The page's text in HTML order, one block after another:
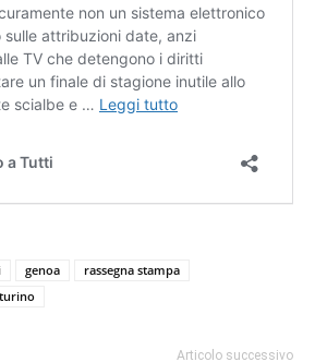
genoa
rassegna stampa
Articolo successivo